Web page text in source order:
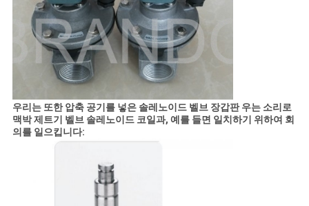
우리는 또한 압축 공기를 넣은 솔레노이드 벨브 장갑판 우는 소리로
맥박 제트기 벨브 솔레노이드 코일과, 예를 들면 일치하기 위하여 회
의를 일으킵니다: